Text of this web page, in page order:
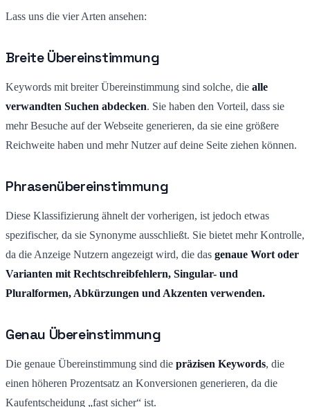
Lass uns die vier Arten ansehen:
Breite Übereinstimmung
Keywords mit breiter Übereinstimmung sind solche, die alle
verwandten Suchen abdecken. Sie haben den Vorteil, dass sie
mehr Besuche auf der Webseite generieren, da sie eine größere
Reichweite haben und mehr Nutzer auf deine Seite ziehen können.
Phrasenübereinstimmung
Diese Klassifizierung ähnelt der vorherigen, ist jedoch etwas
spezifischer, da sie Synonyme ausschließt. Sie bietet mehr Kontrolle,
da die Anzeige Nutzern angezeigt wird, die das genaue Wort oder
Varianten mit Rechtschreibfehlern, Singular- und
Pluralformen, Abkürzungen und Akzenten verwenden.
Genau Übereinstimmung
Die genaue Übereinstimmung sind die präzisen Keywords, die
einen höheren Prozentsatz an Konversionen generieren, da die
Kaufentscheidung „fast sicher“ ist.